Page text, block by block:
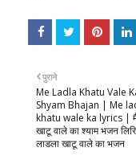
पुराने
Me Ladla Khatu Vale
Shyam Bhajan | Me
khatu wale ka lyrics |
खाटू वाले का श्याम भजन
लाडला खाटू वाले का भजन